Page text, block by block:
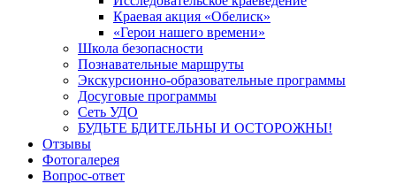
Краевая акция «Обелиск»
«Герои нашего времени»
Школа безопасности
Познавательные маршруты
Экскурсионно-образовательные программы
Досуговые программы
Сеть УДО
БУДЬТЕ БДИТЕЛЬНЫ И ОСТОРОЖНЫ!
Отзывы
Фотогалерея
Вопрос-ответ